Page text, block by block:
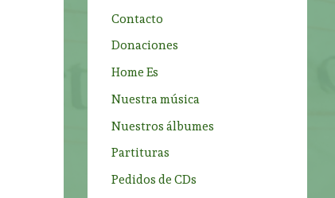
:
Contacto
Donaciones
Home Es
Nuestra música
Nuestros álbumes
Partituras
Pedidos de CDs